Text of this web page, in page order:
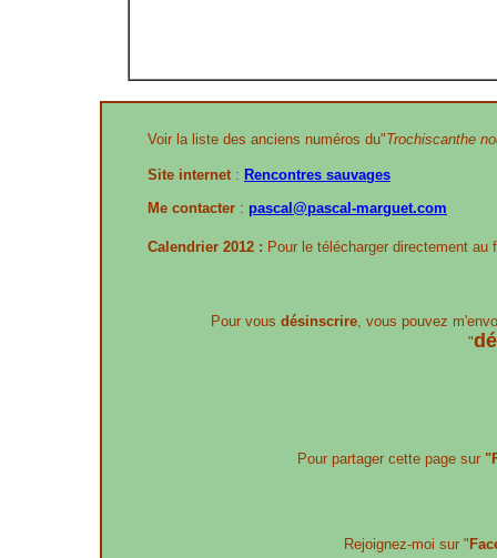
Voir la liste des anciens numéros du"Trochiscanthe
Site internet : Rencontres sauvages
Me contacter : pascal@pascal-marguet.com
Calendrier 2012 : Pour le télécharger directement au
Pour vous désinscrire, vous pouvez
"
Pour partager cette page sur
Rejoignez-moi sur "